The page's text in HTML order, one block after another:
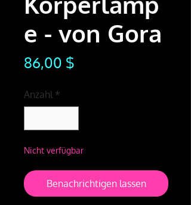
e - von Gora
86,00 $
Anzahl *
Nicht verfügbar
Benachrichtigen lassen